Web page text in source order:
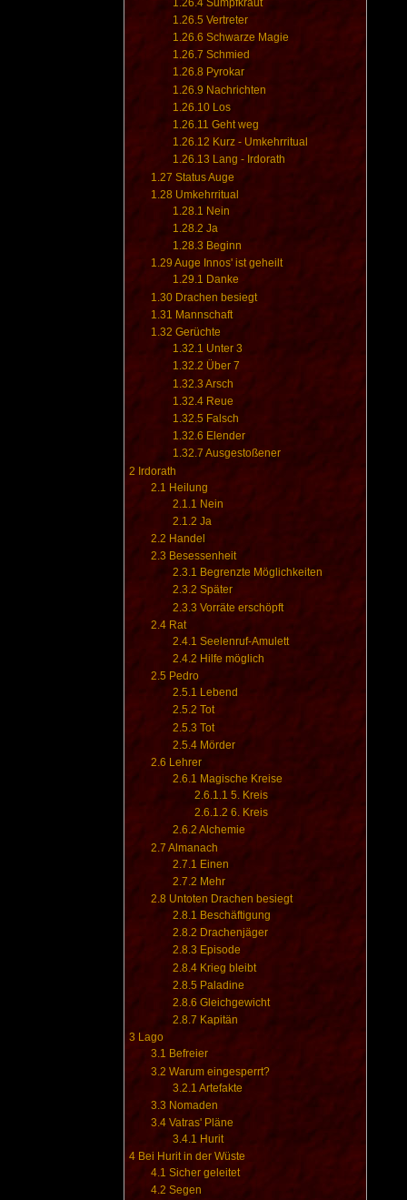
1.26.5 Vertreter
1.26.6 Schwarze Magie
1.26.7 Schmied
1.26.8 Pyrokar
1.26.9 Nachrichten
1.26.10 Los
1.26.11 Geht weg
1.26.12 Kurz - Umkehrritual
1.26.13 Lang - Irdorath
1.27 Status Auge
1.28 Umkehrritual
1.28.1 Nein
1.28.2 Ja
1.28.3 Beginn
1.29 Auge Innos' ist geheilt
1.29.1 Danke
1.30 Drachen besiegt
1.31 Mannschaft
1.32 Gerüchte
1.32.1 Unter 3
1.32.2 Über 7
1.32.3 Arsch
1.32.4 Reue
1.32.5 Falsch
1.32.6 Elender
1.32.7Ausgestoßener
2 Irdorath
2.1 Heilung
2.1.1 Nein
2.1.2 Ja
2.2 Handel
2.3 Besessenheit
2.3.1 Begrenzte Möglichkeiten
2.3.2 Später
2.3.3 Vorräte erschöpft
2.4 Rat
2.4.1 Seelenruf-Amulett
2.4.2 Hilfe möglich
2.5 Pedro
2.5.1 Lebend
2.5.2 Tot
2.5.3 Tot
2.5.4 Mörder
2.6 Lehrer
2.6.1 Magische Kreise
2.6.1.1 5. Kreis
2.6.1.2 6. Kreis
2.6.2 Alchemie
2.7 Almanach
2.7.1 Einen
2.7.2 Mehr
2.8 Untoten Drachen besiegt
2.8.1 Beschäftigung
2.8.2 Drachenjäger
2.8.3 Episode
2.8.4 Krieg bleibt
2.8.5 Paladine
2.8.6 Gleichgewicht
2.8.7 Kapitän
3 Lago
3.1 Befreier
3.2 Warum eingesperrt?
3.2.1 Artefakte
3.3 Nomaden
3.4 Vatras' Pläne
3.4.1 Hurit
4 Bei Hurit in der Wüste
4.1 Sicher geleitet
4.2 Segen